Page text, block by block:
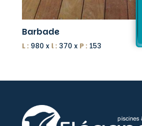
Barbade
L :980 x l :370 x P :153